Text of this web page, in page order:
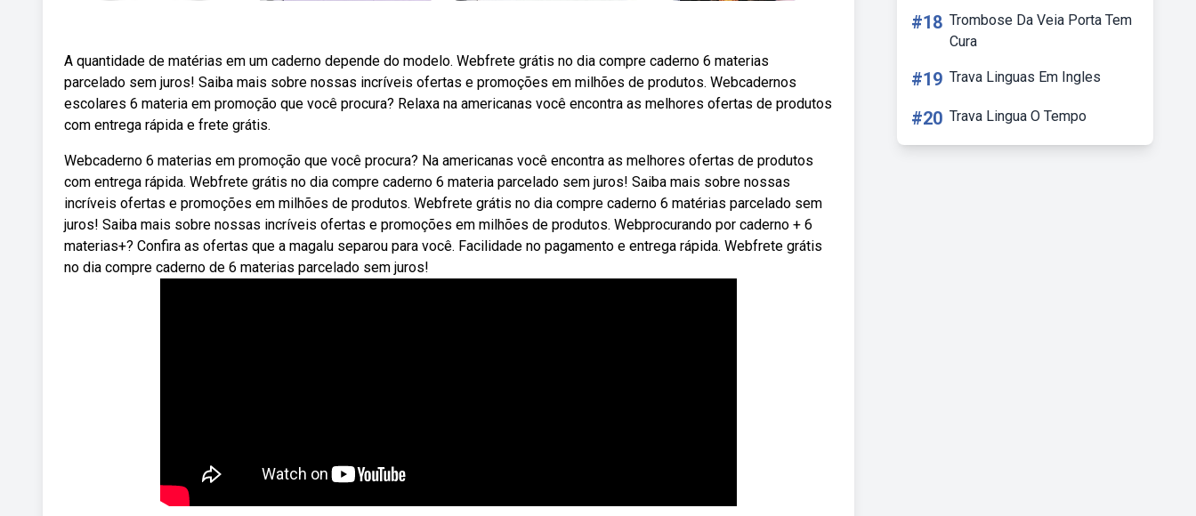
A quantidade de matérias em um caderno depende do modelo. Webfrete grátis no dia compre caderno 6 materias
parcelado sem juros! Saiba mais sobre nossas incríveis ofertas e promoções em milhões de produtos. Webcadernos
escolares 6 materia em promoção que você procura? Relaxa na americanas você encontra as melhores ofertas de produtos
com entrega rápida e frete grátis.
Webcaderno 6 materias em promoção que você procura? Na americanas você encontra as melhores ofertas de produtos
com entrega rápida. Webfrete grátis no dia compre caderno 6 materia parcelado sem juros! Saiba mais sobre nossas
incríveis ofertas e promoções em milhões de produtos. Webfrete grátis no dia compre caderno 6 matérias parcelado sem
juros! Saiba mais sobre nossas incríveis ofertas e promoções em milhões de produtos. Webprocurando por caderno + 6
materias+? Confira as ofertas que a magalu separou para você. Facilidade no pagamento e entrega rápida. Webfrete grátis
no dia compre caderno de 6 materias parcelado sem juros!
#18 Trombose Da Veia Porta Tem
Cura
#19 Trava Linguas Em Ingles
#20 Trava Lingua O Tempo